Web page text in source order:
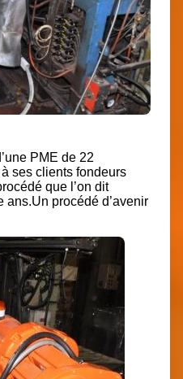
PME de 22
ses clients fondeurs
que l’on dit
ans.Un procédé d’avenir